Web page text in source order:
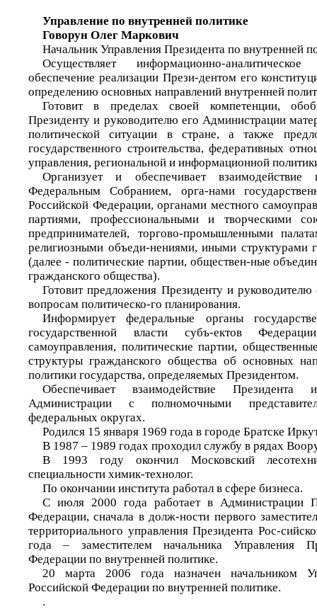
Управление по внутренней политике
Говорун Олег Маркович
Начальник Управления Президента по внутренней
Осуществляет информационно-
обеспечение реализации Прези-дентом его
определению основных направлений внутренней
Готовит в пределах своей компетенции,
Президенту и руководителю его Администрации
политической ситуации в стране, а также
государственного строительства, федеративных
управления, региональной и информационной
Организует и обеспечивает взаимодействие
Федеральным Собранием, орга-нами
Российской Федерации, органами местного
партиями, профессиональными и творческими
предпринимателей, торгово-промышленными
религиозными объеди-нениями, иными структурами
(далее - политические партии, обществен-ные
гражданского общества).
Готовит предложения Президенту и
вопросам политическо-го планирования.
Информирует федеральные органы
государственной власти субъ-ектов
самоуправления, политические партии,
структуры гражданского общества об основных
политики государства, определяемых Президентом.
Обеспечивает взаимодействие Президента
Администрации с полномочными
федеральных округах.
Родился 15 января 1969 года в городе Братске
В 1987 – 1989 годах проходил службу в рядах
В 1993 году окончил Московский
специальности химик-технолог.
По окончании института работал в сфере бизнеса.
С июля 2000 года работает в Администрации
Федерации, сначала в долж-ности первого
территориального управления Президента Рос-
года – заместителем начальника Управления
Федерации по внутренней политике.
20 марта 2006 года назначен начальником
Российской Федерации по внутренней политике.
.